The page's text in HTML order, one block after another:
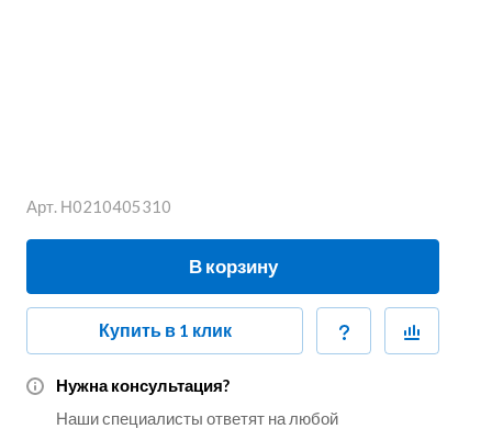
Арт. Н0210405310
В корзину
Купить в 1 клик
Нужна консультация?
Наши специалисты ответят на любой